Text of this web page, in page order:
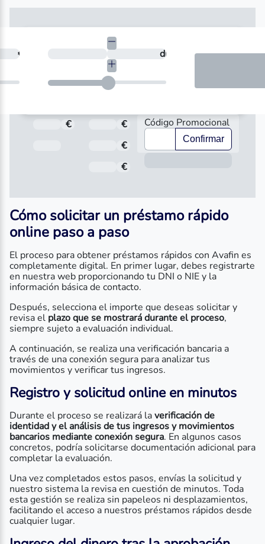
€ ¿En cuántos días quieres devolverlo?
días
Total a pagar
€ Importe
€
Fecha de Vencimiento
€
€
Código Promocional
Confirmar
Cómo solicitar un préstamo rápido
online paso a paso
El proceso para obtener préstamos rápidos con Avafin es
completamente digital. En primer lugar, debes registrarte
en nuestra web proporcionando tu DNI o NIE y la
información básica de contacto.
Después, selecciona el importe que deseas solicitar y
revisa el plazo que se mostrará durante el proceso,
siempre sujeto a evaluación individual.
A continuación, se realiza una verificación bancaria a
través de una conexión segura para analizar tus
movimientos y verificar tus ingresos.
Registro y solicitud online en minutos
Durante el proceso se realizará laverificación de
identidad y el análisis de tus ingresos y movimientos
bancarios mediante conexión segura. En algunos casos
concretos, podría solicitarse documentación adicional para
completar la evaluación.
Una vez completados estos pasos, envías la solicitud y
nuestro sistema la revisa en cuestión de minutos. Toda
esta gestión se realiza sin papeleos ni desplazamientos,
facilitando el acceso a nuestros préstamos rápidos desde
cualquier lugar.